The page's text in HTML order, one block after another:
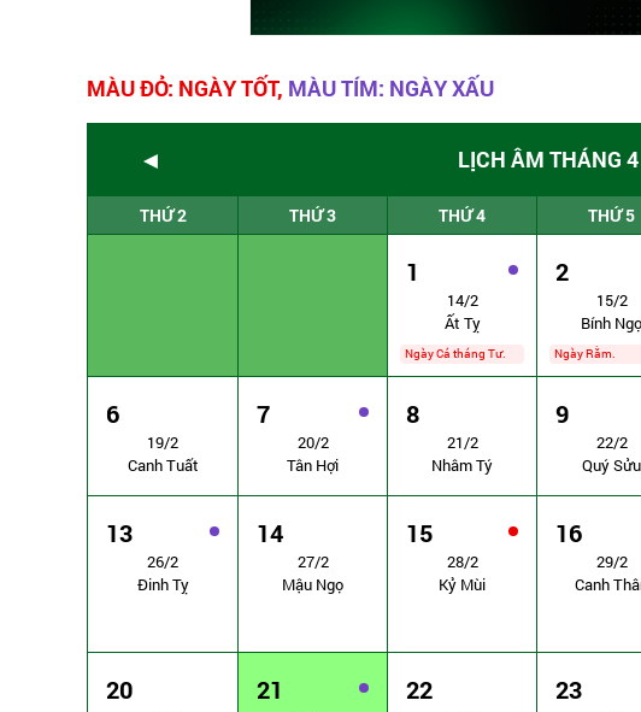
MÀU ĐỎ: NGÀY TỐT, MÀU TÍM: NGÀY XẤU
◄ LỊCH ÂM THÁNG
THỨ 2 THỨ 3 THỨ 4 THỨ 5
1
14/2
Ất Tỵ
Ngày Cá tháng Tư.
2
15/2
Bính Ngọ
Ngày Rằm.
6
19/2
Canh Tuất
7
20/2
Tân Hợi
8
21/2
Nhâm Tý
9
22/2
Quý Sửu
13
26/2
Đinh Tỵ
14
27/2
Mậu Ngọ
15
28/2
Kỷ Mùi
16
29/2
Canh
20 21 22 23